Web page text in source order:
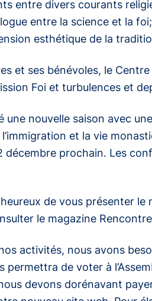
entre divers courants
entre la science et la foi;
esthétique de la
et ses bénévoles, le
Foi et turbulences et
une nouvelle saison avec
et la vie
décembre prochain. Les
de vous présenter
le magazine Rencontre
activités, nous avons
permettra de voter à
devons dorénavant